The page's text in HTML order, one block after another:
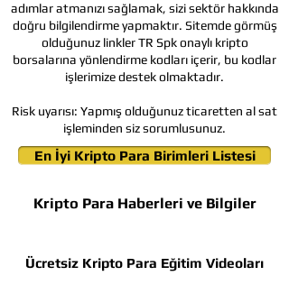
Ücretsiz Kripto Para Eğitim Videoları
Kripto Para Haberleri ve Bilgiler
En İyi Kripto Para Birimleri Listesi
adımlar atmanızı sağlamak, sizi sektör hakkında
doğru bilgilendirme yapmaktır. Sitemde görmüş
olduğunuz linkler TR Spk onaylı kripto
borsalarına yönlendirme kodları içerir, bu kodlar
işlerimize destek olmaktadır.
Risk uyarısı: Yapmış olduğunuz ticaretten al sat
işleminden siz sorumlusunuz.